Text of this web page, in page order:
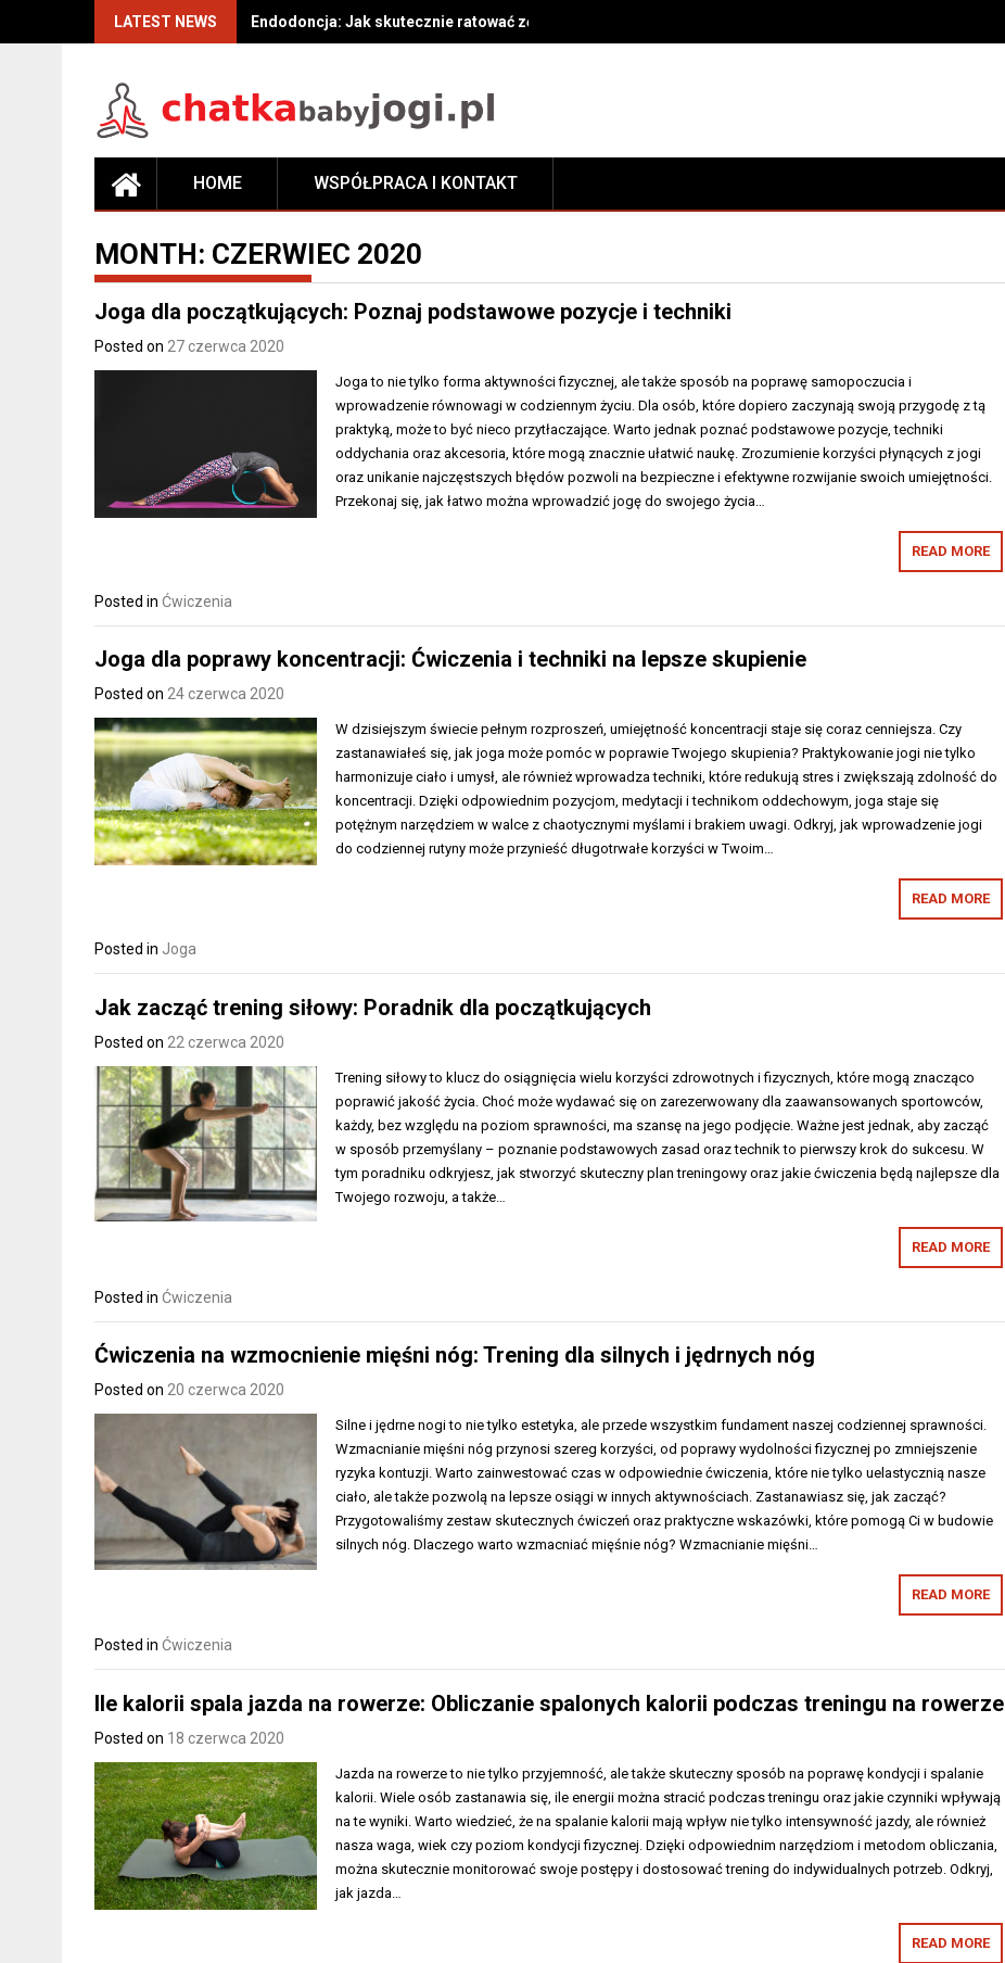
LATEST NEWS Endodoncja: Jak skutecznie ratować zęby przy leczeniu kanałowym?
HOME WSPÓŁPRACA I KONTAKT
MONTH: CZERWIEC 2020
Joga dla początkujących: Poznaj podstawowe pozycje i techniki
Posted on 27 czerwca 2020
Joga to nie tylko forma aktywności fizycznej, ale także sposób na poprawę samopoczucia i
wprowadzenie równowagi w codziennym życiu. Dla osób, które dopiero zaczynają swoją przygodę z tą
praktyką, może to być nieco przytłaczające. Warto jednak poznać podstawowe pozycje, techniki
oddychania oraz akcesoria, które mogą znacznie ułatwić naukę. Zrozumienie korzyści płynących z jogi
oraz unikanie najczęstszych błędów pozwoli na bezpieczne i efektywne rozwijanie swoich umiejętności.
Przekonaj się, jak łatwo można wprowadzić jogę do swojego życia…
READ MORE
Posted in Ćwiczenia
Joga dla poprawy koncentracji: Ćwiczenia i techniki na lepsze skupienie
Posted on 24 czerwca 2020
W dzisiejszym świecie pełnym rozproszeń, umiejętność koncentracji staje się coraz cenniejsza. Czy
zastanawiałeś się, jak joga może pomóc w poprawie Twojego skupienia? Praktykowanie jogi nie tylko
harmonizuje ciało i umysł, ale również wprowadza techniki, które redukują stres i zwiększają zdolność do
koncentracji. Dzięki odpowiednim pozycjom, medytacji i technikom oddechowym, joga staje się
potężnym narzędziem w walce z chaotycznymi myślami i brakiem uwagi. Odkryj, jak wprowadzenie jogi
do codziennej rutyny może przynieść długotrwałe korzyści w Twoim…
READ MORE
Posted in Joga
Jak zacząć trening siłowy: Poradnik dla początkujących
Posted on 22 czerwca 2020
Trening siłowy to klucz do osiągnięcia wielu korzyści zdrowotnych i fizycznych, które mogą znacząco
poprawić jakość życia. Choć może wydawać się on zarezerwowany dla zaawansowanych sportowców,
każdy, bez względu na poziom sprawności, ma szansę na jego podjęcie. Ważne jest jednak, aby zacząć
w sposób przemyślany – poznanie podstawowych zasad oraz technik to pierwszy krok do sukcesu. W
tym poradniku odkryjesz, jak stworzyć skuteczny plan treningowy oraz jakie ćwiczenia będą najlepsze dla
Twojego rozwoju, a także…
READ MORE
Posted in Ćwiczenia
Ćwiczenia na wzmocnienie mięśni nóg: Trening dla silnych i jędrnych nóg
Posted on 20 czerwca 2020
Silne i jędrne nogi to nie tylko estetyka, ale przede wszystkim fundament naszej codziennej sprawności.
Wzmacnianie mięśni nóg przynosi szereg korzyści, od poprawy wydolności fizycznej po zmniejszenie
ryzyka kontuzji. Warto zainwestować czas w odpowiednie ćwiczenia, które nie tylko uelastycznią nasze
ciało, ale także pozwolą na lepsze osiągi w innych aktywnościach. Zastanawiasz się, jak zacząć?
Przygotowaliśmy zestaw skutecznych ćwiczeń oraz praktyczne wskazówki, które pomogą Ci w budowie
silnych nóg. Dlaczego warto wzmacniać mięśnie nóg? Wzmacnianie mięśni…
READ MORE
Posted in Ćwiczenia
Ile kalorii spala jazda na rowerze: Obliczanie spalonych kalorii podczas treningu na rowerze
Posted on 18 czerwca 2020
Jazda na rowerze to nie tylko przyjemność, ale także skuteczny sposób na poprawę kondycji i spalanie
kalorii. Wiele osób zastanawia się, ile energii można stracić podczas treningu oraz jakie czynniki wpływają
na te wyniki. Warto wiedzieć, że na spalanie kalorii mają wpływ nie tylko intensywność jazdy, ale również
nasza waga, wiek czy poziom kondycji fizycznej. Dzięki odpowiednim narzędziom i metodom obliczania,
można skutecznie monitorować swoje postępy i dostosować trening do indywidualnych potrzeb. Odkryj,
jak jazda…
READ MORE